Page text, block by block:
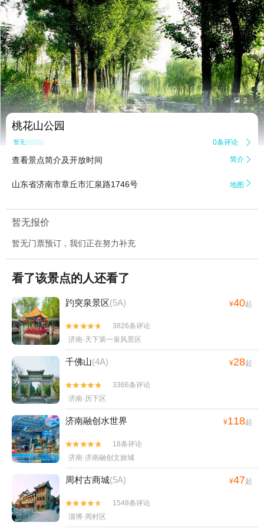
 2
桃花山公园
暂无点评 0条评论 
查看景点简介及开放时间 简介 
山东省济南市章丘市汇泉路1746号 地图 
暂无报价
暂无门票预订，我们正在努力补充
看了该景点的人还看了
趵突泉景区(5A) ¥40起


3826条评论
济南·天下第一泉风景区
千佛山(4A) ¥28起


3366条评论
济南·历下区
济南融创水世界 ¥118起


18条评论
济南·济南融创文旅城
周村古商城(5A) ¥47起


1548条评论
淄博·周村区
